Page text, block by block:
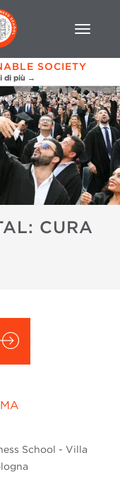
SOCIETY
di più →
CURA
School - Villa